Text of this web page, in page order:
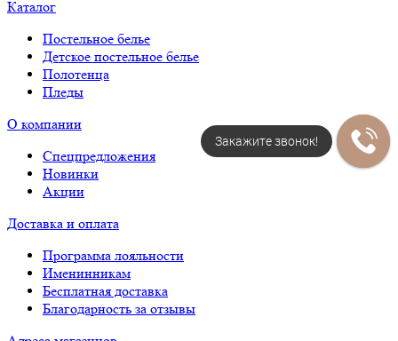
Каталог
Постельное белье
Детское постельное белье
Полотенца
Пледы
О компании
Спецпредложения
Новинки
Акции
Доставка и оплата
Программа лояльности
Именинникам
Бесплатная доставка
Благодарность за отзывы
Закажите звонок!